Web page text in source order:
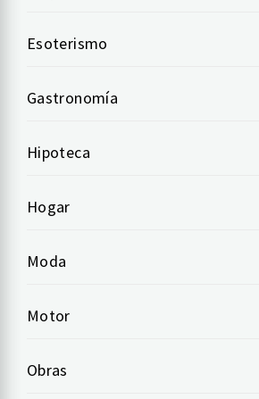
Esoterismo
Gastronomía
Hipoteca
Hogar
Moda
Motor
Obras